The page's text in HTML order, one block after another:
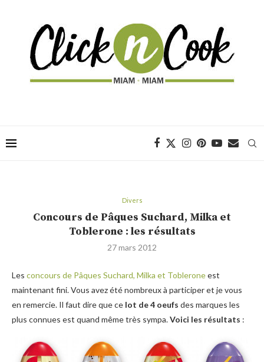
Divers
Concours de Pâques Suchard, Milka et
Toblerone : les résultats
27 mars 2012
Les concours de Pâques Suchard, Milka et Tobleroneest
maintenant fini. Vous avez été nombreux à participer et je vous
en remercie. Il faut dire que ce lot de 4 oeufs des marques les
plus connues est quand même très sympa.Voici les résultats :